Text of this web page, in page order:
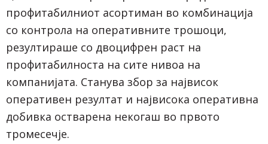
профитабилниот асортиман во комбинација
со контрола на оперативните трошоци,
резултираше со двоцифрен раст на
профитабилноста на сите нивоа на
компанијата. Станува збор за највисок
оперативен резултат и највисока оперативна
добивка остварена некогаш во првото
тромесечје.